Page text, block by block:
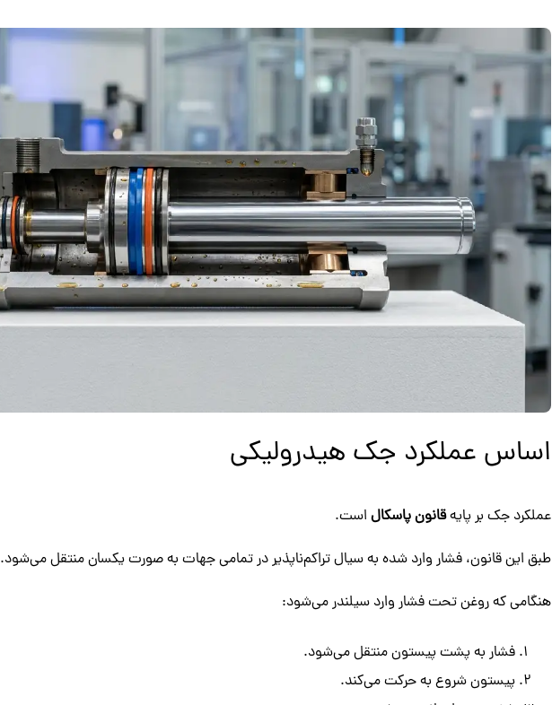
اساس عملکرد جک هیدرولیکی
عملکرد جک بر پایهقانون پاسکال است.
طبق این قانون، فشار وارد شده به سیال تراکم‌ناپذیر در تمامی جهات به صورت یکسان منتقل می‌شود.
هنگامی که روغن تحت فشار وارد سیلندر می‌شود:
فشار به پشت پیستون منتقل می‌شود.
پیستون شروع به حرکت می‌کند.